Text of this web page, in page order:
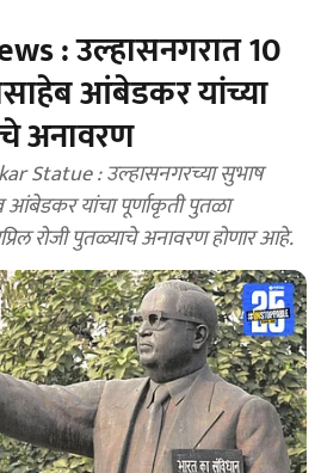
: उल्हासनगरात 10
आंबेडकर यांच्या
अनावरण
Statue : उल्हासनगरच्या सुभाष
आंबेडकर यांचा पूर्णाकृती पुतळा
रोजी पुतळ्याचे अनावरण होणार आहे.